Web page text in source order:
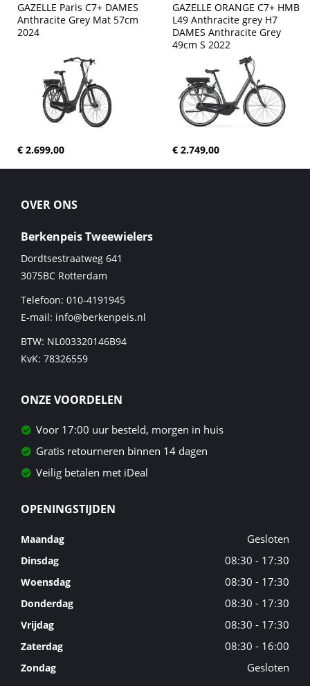
GAZELLE Paris C7+ DAMES
Anthracite Grey Mat 57cm
2024
€ 2.699,00
GAZELLE ORANGE C7+ HMB
L49 Anthracite grey H7
DAMES Anthracite Grey
49cm S 2022
€ 2.749,00
OVER ONS
Berkenpeis Tweewielers
Dordtsestraatweg 641
3075BC Rotterdam
Telefoon: 010-4191945
E-mail: info@berkenpeis.nl
BTW: NL003320146B94
KvK: 78326559
ONZE VOORDELEN
Voor 17:00 uur besteld, morgen in huis
Gratis retourneren binnen 14 dagen
Veilig betalen met iDeal
OPENINGSTIJDEN
Maandag Gesloten
Dinsdag 08:30 - 17:30
Woensdag 08:30 - 17:30
Donderdag 08:30 - 17:30
Vrijdag 08:30 - 17:30
Zaterdag 08:30 - 16:00
Zondag Gesloten